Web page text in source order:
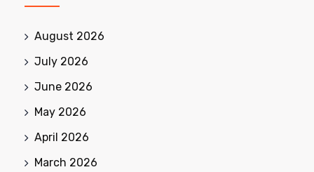
August 2026
July 2026
June 2026
May 2026
April 2026
March 2026